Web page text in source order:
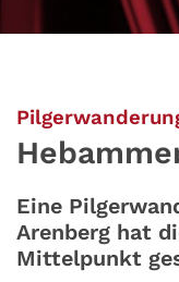
Eine
Arenberg hat
Mittelpunkt